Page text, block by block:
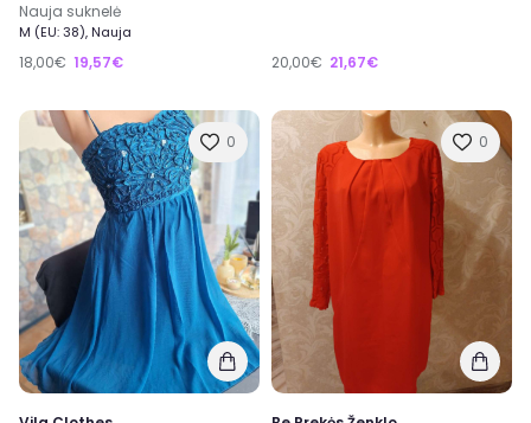
Nauja suknelė
M (EU: 38), Nauja
18,00€ 19,57€ 20,00€ 21,67€
0 0